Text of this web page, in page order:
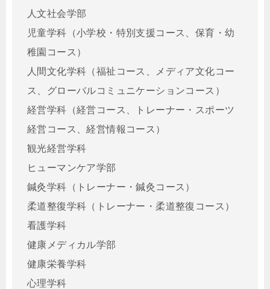
人文社会学部
児童学科（小学校・特別支援コース、保育・幼
稚園コース）
人間文化学科（福祉コース、メディア文化コー
ス、グローバルコミュニケーションコース）
経営学科（経営コース、トレーナー・スポーツ
経営コース、経営情報コース）
観光経営学科
ヒューマンケア学部
鍼灸学科（トレーナー・鍼灸コース）
柔道整復学科（トレーナー・柔道整復コース）
看護学科
健康メディカル学部
健康栄養学科
心理学科